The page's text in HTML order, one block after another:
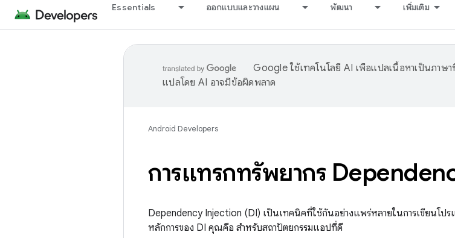
Essentials ออกแบบและวางแผน พัฒนา เพิ่มเติม
Google ใช้เทคโนโลยี AI เพื่อแปลเนื้อหาเป็นภาษ
แปลโดย AI อาจมีข้อผิดพลาด
Android Developers
การแทรกทรัพยากร
Dependency Injection (DI) เป็นเทคนิคที่ใช้กันอย่างแพร่หลายในการเขียนโป
หลักการของ DI คุณคือ สำหรับสถาปัตยกรรมแอปที่ดี